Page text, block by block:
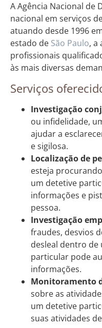
A Agência Nacional de
nacional em serviços
atuando desde 1996
estado de São Paulo, a
profissionais
às mais diversas
Serviços
Investigação
ou infidelidade,
ajudar a
e sigilosa.
Localização de
esteja
um detetive
informações e
pessoa.
Investigação
fraudes, desvios
desleal dentro de
particular pode
informações.
Monitoramento
sobre as
um detetive
suas atividades